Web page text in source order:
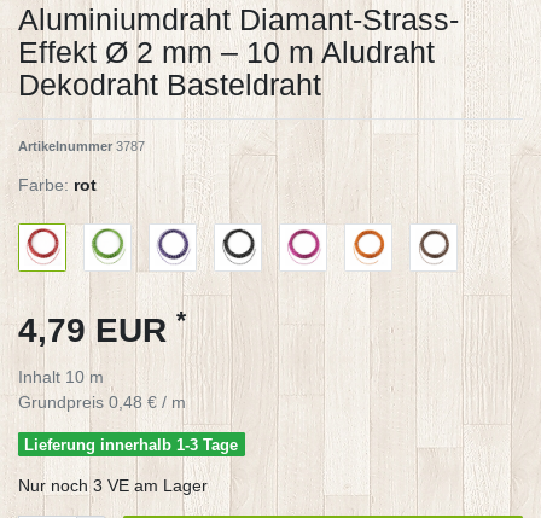
Aluminiumdraht Diamant-Strass-
Effekt Ø 2 mm – 10 m Aludraht
Dekodraht Basteldraht
Artikelnummer 3787
Farbe: rot
4,79 EUR *
Inhalt 10 m
Grundpreis 0,48 € / m
Lieferung innerhalb 1-3 Tage
Nur noch 3 VE am Lager